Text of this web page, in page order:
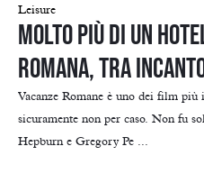
Leisure
Molto più di un
romana, tra
Vacanze Romane è uno dei film più
sicuramente non per caso. Non fu
Hepburn e Gregory Pe ...